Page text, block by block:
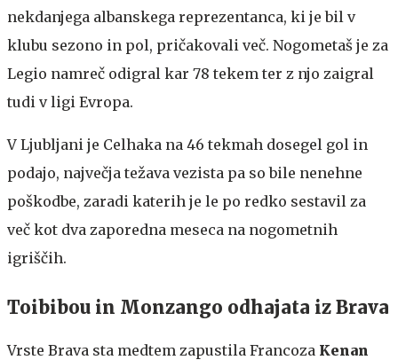
nekdanjega albanskega reprezentanca, ki je bil v
klubu sezono in pol, pričakovali več. Nogometaš je za
Legio namreč odigral kar 78 tekem ter z njo zaigral
tudi v ligi Evropa.
V Ljubljani je Celhaka na 46 tekmah dosegel gol in
podajo, največja težava vezista pa so bile nenehne
poškodbe, zaradi katerih je le po redko sestavil za
več kot dva zaporedna meseca na nogometnih
igriščih.
Toibibou in Monzango odhajata iz Brava
Vrste Brava sta medtem zapustila Francoza Kenan